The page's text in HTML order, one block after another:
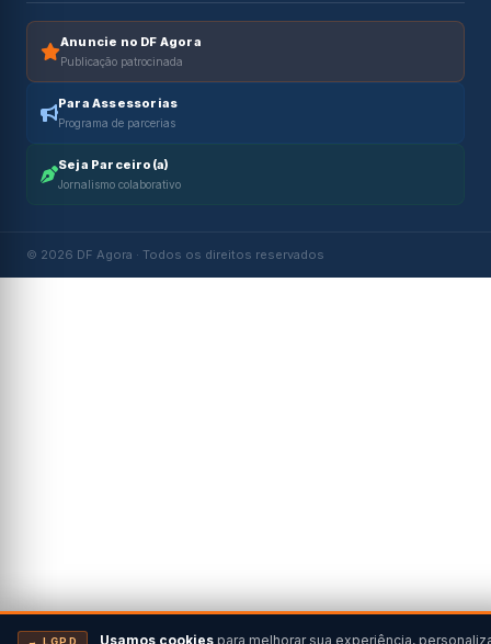
Anuncie no DF Agora
Publicação patrocinada
Para Assessorias
Programa de parcerias
Seja Parceiro(a)
Jornalismo colaborativo
© 2026 DF Agora · Todos os direitos reservados
→ LGPD Usamos cookies para melhorar sua experiência,